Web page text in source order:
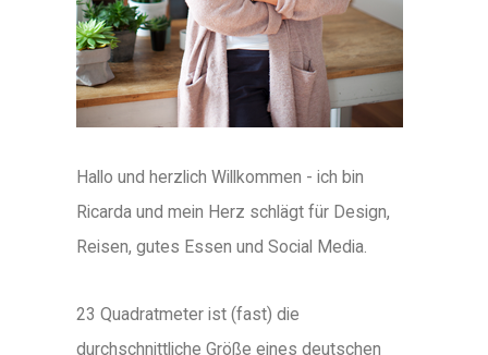
Hallo und herzlich Willkommen - ich bin
Ricarda und mein Herz schlägt für Design,
Reisen, gutes Essen und Social Media.
23 Quadratmeter ist (fast) die
durchschnittliche Größe eines deutschen